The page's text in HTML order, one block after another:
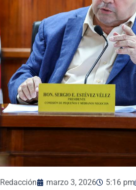
Redacción marzo 3, 2026 5:16 pm